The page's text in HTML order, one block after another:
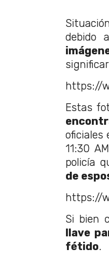
debido
https://
Estas
oficiales
11:30
policía
de
https://
Si bien
llave
fétido.